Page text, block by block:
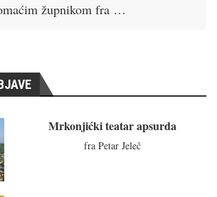
župnikom fra …
Mrkonjićki teatar apsurda
fra Petar Jeleč